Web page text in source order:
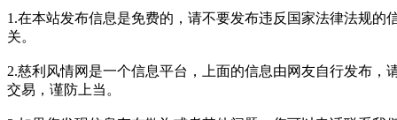
1.在本站发布信息是免费的，请不要发布违反国家法律法规
关。
2.慈利风情网是一个信息平台，上面的信息由网友自行发布
交易，谨防上当。